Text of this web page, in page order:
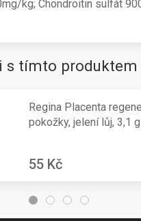
kg; Chondroitin sulfát
s tímto produktem
Regina Placenta
pokožky, jelení lůj, 3,1 g
55 Kč